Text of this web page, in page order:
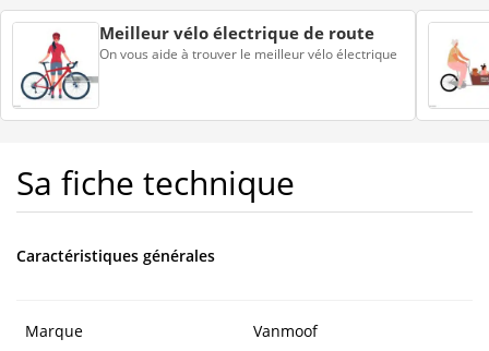
Meilleur vélo électrique de route
On vous aide à trouver le meilleur vélo électrique
Sa fiche technique
Caractéristiques générales
Marque Vanmoof